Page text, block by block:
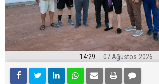
14:29 07 Ağustos 2026